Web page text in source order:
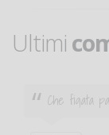
Ultimi
Ciao. Sono
giocare.